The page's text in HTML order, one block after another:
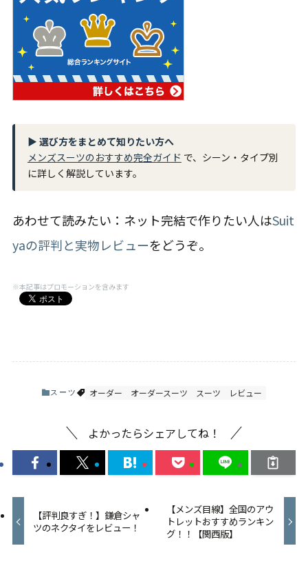
▶ 選び方をまとめて知りたい方へ
メンズスーツのおすすめ完全ガイド で、シーン・タイプ別
に詳しく解説しています。
あわせて読みたい：ネット完結で作りたい人はSuit
yaの評判と実物レビューをどうぞ。
※本記事はプロモーションを含みます
スーツ オーダー オーダースーツ スーツ レビュー
よかったらシェアしてね！
【評判良すぎ！】鎌倉シャ
ツのネクタイをレビュー！
【メンズ目線】全国のアウ
トレットおすすめランキン
グ！！【関西版】